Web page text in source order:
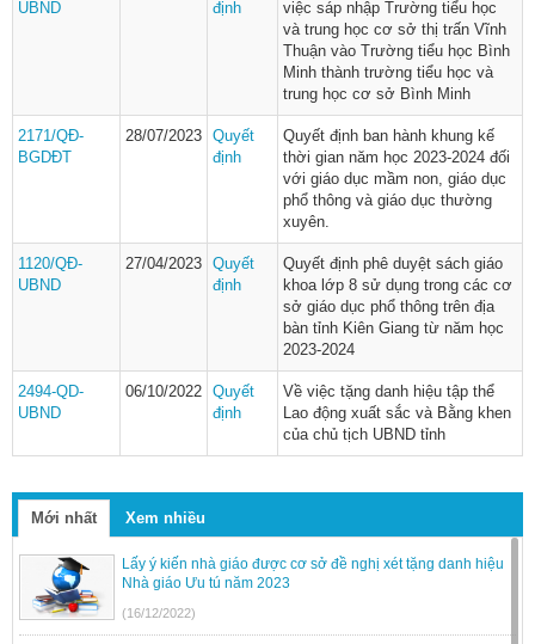
UBND
định
việc sáp nhập Trường tiểu học
và trung học cơ sở thị trấn Vĩnh
Thuận vào Trường tiểu học Bình
Minh thành trường tiểu học và
trung học cơ sở Bình Minh
2171/QĐ-
BGDĐT
28/07/2023 Quyết
định
Quyết định ban hành khung kế
thời gian năm học 2023-2024 đối
với giáo dục mầm non, giáo dục
phổ thông và giáo dục thường
xuyên.
1120/QĐ-
UBND
27/04/2023 Quyết
định
Quyết định phê duyệt sách giáo
khoa lớp 8 sử dụng trong các cơ
sở giáo dục phổ thông trên địa
bàn tỉnh Kiên Giang từ năm học
2023-2024
2494-QD-
UBND
06/10/2022 Quyết
định
Về việc tặng danh hiệu tập thể
Lao động xuất sắc và Bằng khen
của chủ tịch UBND tỉnh
Mới nhất Xem nhiều
Lấy ý kiến nhà giáo được cơ sở đề nghị xét tặng danh hiệu
Nhà giáo Ưu tú năm 2023
(16/12/2022)